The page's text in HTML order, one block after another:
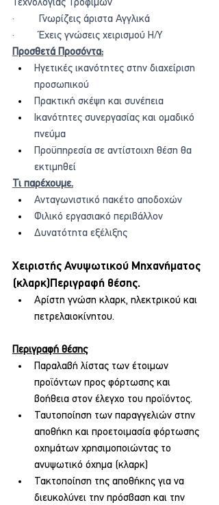
Τεχνολογίας Τροφίμων
·         Γνωρίζεις άριστα Αγγλικά
·         Έχεις γνώσεις χειρισμού Η/Υ
Προσθετά Προσόντα:
Ηγετικές ικανότητες στην διαχείριση
προσωπικού
Πρακτική σκέψη και συνέπεια
Ικανότητες συνεργασίας και ομαδικό
πνεύμα
Προϋπηρεσία σε αντίστοιχη θέση θα
εκτιμηθεί
Τι παρέχουμε.
Ανταγωνιστικό πακέτο αποδοχών
Φιλικό εργασιακό περιβάλλον
Δυνατότητα εξέλιξης
Χειριστής Ανυψωτικού Μηχανήματος
(κλαρκ)Περιγραφή θέσης.
Αρίστη γνώση κλαρκ, ηλεκτρικού και
πετρελαιοκίνητου.
Περιγραφή θέσης
Παραλαβή λίστας των έτοιμων
προϊόντων προς φόρτωσης και
βοήθεια στον έλεγχο του προϊόντος.
Ταυτοποίηση των παραγγελιών στην
αποθήκη και προετοιμασία φόρτωσης
οχημάτων χρησιμοποιώντας το
ανυψωτικό όχημα (κλαρκ)
Τακτοποίηση της αποθήκης για να
διευκολύνει την πρόσβαση και την